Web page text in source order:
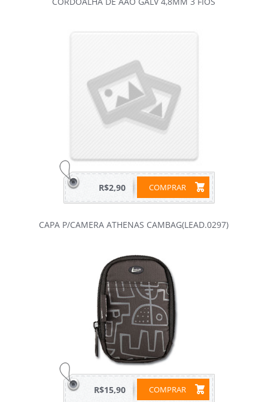
COMPRAR
R$2,90
CAPA P/CAMERA ATHENAS CAMBAG(LEAD.0297)
COMPRAR
R$15,90